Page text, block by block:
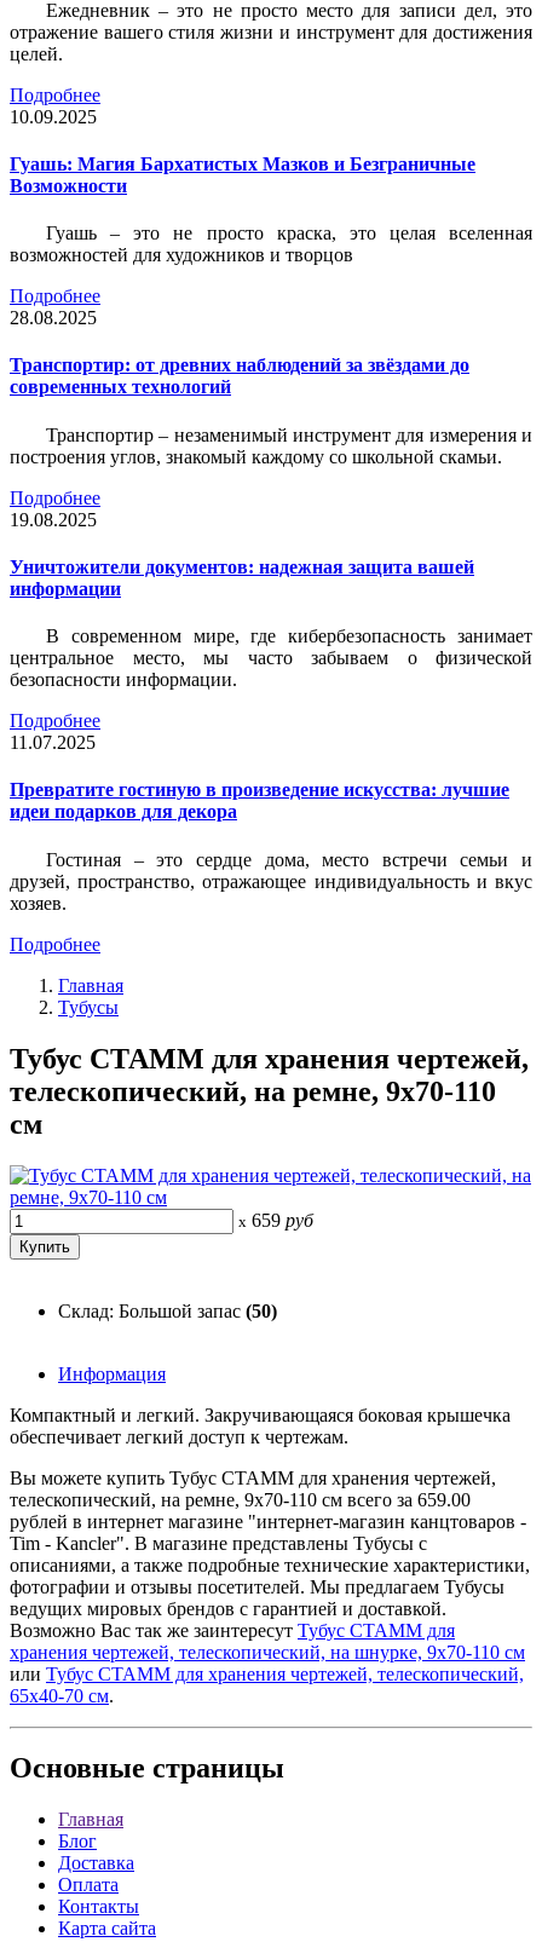
Ежедневник – это не просто место для записи дел, это
отражение вашего стиля жизни и инструмент для достижения
целей.
Подробнее
10.09.2025
Гуашь: Магия Бархатистых Мазков и Безграничные
Возможности
Гуашь – это не просто краска, это целая вселенная
возможностей для художников и творцов
Подробнее
28.08.2025
Транспортир: от древних наблюдений за звёздами до
современных технологий
Транспортир – незаменимый инструмент для измерения и
построения углов, знакомый каждому со школьной скамьи.
Подробнее
19.08.2025
Уничтожители документов: надежная защита вашей
информации
В современном мире, где кибербезопасность занимает
центральное место, мы часто забываем о физической
безопасности информации.
Подробнее
11.07.2025
Превратите гостиную в произведение искусства: лучшие
идеи подарков для декора
Гостиная – это сердце дома, место встречи семьи и
друзей, пространство, отражающее индивидуальность и вкус
хозяев.
Подробнее
Главная
Тубусы
Тубус СТАММ для хранения чертежей,
телескопический, на ремне, 9x70-110
см
x 659 руб
Склад: Большой запас (50)
Информация
Компактный и легкий. Закручивающаяся боковая крышечка
обеспечивает легкий доступ к чертежам.
Вы можете купить Тубус СТАММ для хранения чертежей,
телескопический, на ремне, 9x70-110 см всего за 659.00
рублей в интернет магазине "интернет-магазин канцтоваров -
Tim - Kancler". В магазине представлены Тубусы с
описаниями, а также подробные технические характеристики,
фотографии и отзывы посетителей. Мы предлагаем Тубусы
ведущих мировых брендов с гарантией и доставкой.
Возможно Вас так же заинтересут Тубус СТАММ для
хранения чертежей, телескопический, на шнурке, 9x70-110 см
или Тубус СТАММ для хранения чертежей, телескопический,
65x40-70 см.
Основные страницы
Главная
Блог
Доставка
Оплата
Контакты
Карта сайта